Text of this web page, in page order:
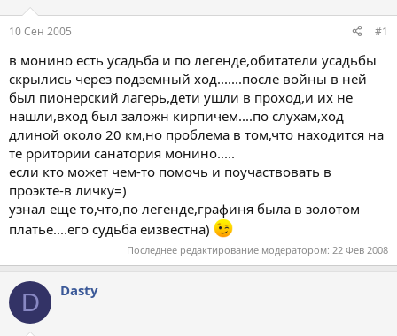
т
е
м
ы
а
л
10 Сен 2005 #1
в монино есть усадьба и по легенде,обитатели усадьбы
скрылись через подземный ход.......после войны в ней
был пионерский лагерь,дети ушли в проход,и их не
нашли,вход был заложн кирпичем....по слухам,ход
длиной около 20 км,но проблема в том,что находится на
те рритории санатория монино.....
если кто может чем-то помочь и поучаствовать в
проэкте-в личку=)
узнал еще то,что,по легенде,графиня была в золотом
платье....его судьба еизвестна)
Последнее редактирование модератором: 22 Фев 2008
D Dasty